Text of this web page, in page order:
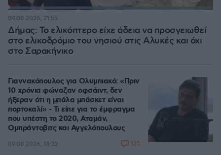
:
Δήμας: Το ελικόπτερο είχε άδεια να προσγειωθεί
στο ελικοδρόμιο του νησιού στις Αλυκές και όχι
στο Σαρακήνικο
09.08.2026, 21:55
Γιαννακόπουλος για Ολυμπιακό: «Πριν
10 χρόνια φώναζαν οφσάιντ, δεν
ήξεραν ότι η μπάλα μπάσκετ είναι
πορτοκαλί» - Τι είπε για το έμφραγμα
που υπέστη το 2020, Αταμάν,
Ομπράντοβιτς και Αγγελόπουλους
09.08.2026, 18:32 125